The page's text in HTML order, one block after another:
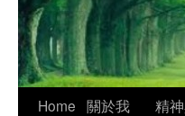
Skip
Home 關於我
精